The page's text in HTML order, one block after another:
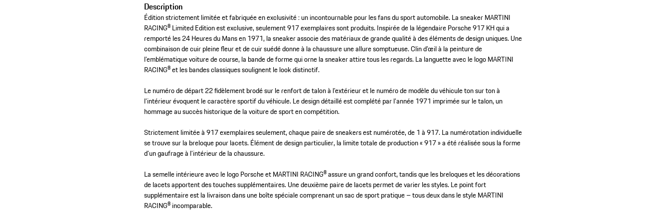
Description
Édition strictement limitée et fabriquée en exclusivité : un incontournable pour les fans du sport automobile. La sneaker MARTINI
RACING® Limited Edition est exclusive, seulement 917 exemplaires sont produits. Inspirée de la légendaire Porsche 917 KH qui a
remporté les 24 Heures du Mans en 1971, la sneaker associe des matériaux de grande qualité à des éléments de design uniques. Une
combinaison de cuir pleine fleur et de cuir suédé donne à la chaussure une allure somptueuse. Clin d’œil à la peinture de
l’emblématique voiture de course, la bande de forme qui orne la sneaker attire tous les regards. La languette avec le logo MARTINI
RACING® et les bandes classiques soulignent le look distinctif.
Le numéro de départ 22 fidèlement brodé sur le renfort de talon à l’extérieur et le numéro de modèle du véhicule ton sur ton à
l’intérieur évoquent le caractère sportif du véhicule. Le design détaillé est complété par l’année 1971 imprimée sur le talon, un
hommage au succès historique de la voiture de sport en compétition.
Strictement limitée à 917 exemplaires seulement, chaque paire de sneakers est numérotée, de 1 à 917. La numérotation individuelle
se trouve sur la breloque pour lacets. Élément de design particulier, la limite totale de production « 917 » a été réalisée sous la forme
d’un gaufrage à l’intérieur de la chaussure.
La semelle intérieure avec le logo Porsche et MARTINI RACING® assure un grand confort, tandis que les breloques et les décorations
de lacets apportent des touches supplémentaires. Une deuxième paire de lacets permet de varier les styles. Le point fort
supplémentaire est la livraison dans une boîte spéciale comprenant un sac de sport pratique – tous deux dans le style MARTINI
RACING® incomparable.